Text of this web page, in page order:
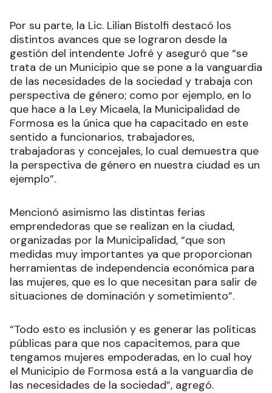
Por su parte, la Lic. Lilian Bistolfi destacó los
distintos avances que se lograron desde la
gestión del intendente Jofré y aseguró que “se
trata de un Municipio que se pone a la vanguardia
de las necesidades de la sociedad y trabaja con
perspectiva de género; como por ejemplo, en lo
que hace a la Ley Micaela, la Municipalidad de
Formosa es la única que ha capacitado en este
sentido a funcionarios, trabajadores,
trabajadoras y concejales, lo cual demuestra que
la perspectiva de género en nuestra ciudad es un
ejemplo”.
Mencionó asimismo las distintas ferias
emprendedoras que se realizan en la ciudad,
organizadas por la Municipalidad, “que son
medidas muy importantes ya que proporcionan
herramientas de independencia económica para
las mujeres, que es lo que necesitan para salir de
situaciones de dominación y sometimiento”.
“Todo esto es inclusión y es generar las políticas
públicas para que nos capacitemos, para que
tengamos mujeres empoderadas, en lo cual hoy
el Municipio de Formosa está a la vanguardia de
las necesidades de la sociedad”, agregó.